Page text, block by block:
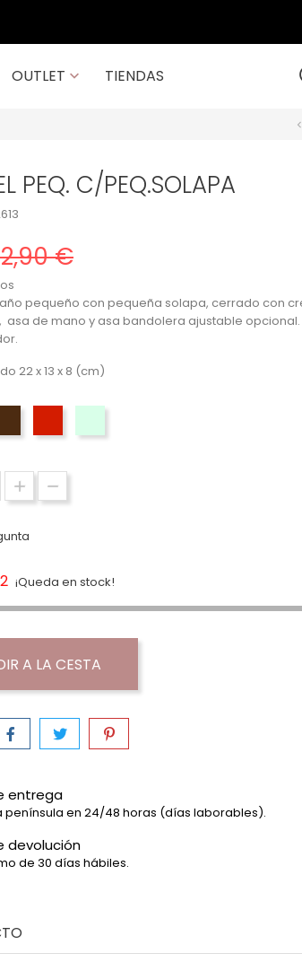
OUTLET  TIENDAS
chevron_left
PEQ. C/PEQ.SOLAPA
€
pequeño con pequeña solapa, cerrado con
asa de mano y asa bandolera ajustable
22 x 13 x 8 (cm)
2 ¡Queda en stock!
A LA CESTA
entrega
península en 24/48 horas (días laborables).
devolución
de 30 días hábiles.